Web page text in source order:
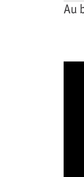
Au